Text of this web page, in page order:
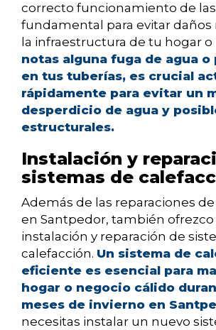
correcto funcionamiento de
fundamental para evitar daños
la infraestructura de tu hogar o
notas alguna fuga de agua o
en tus tuberías, es crucial
rápidamente para evitar un
desperdicio de agua y
estructurales.
Instalación y
sistemas de
Además de las reparaciones
en Santpedor, también ofrezco
instalación y reparación de
calefacción. Un sistema de
eficiente es esencial para
hogar o negocio cálido
meses de invierno en
necesitas instalar un nuevo